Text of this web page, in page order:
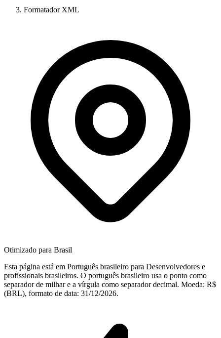
Formatador XML
Otimizado para Brasil
Esta página está em Português brasileiro para Desenvolvedores e
profissionais brasileiros. O português brasileiro usa o ponto como
separador de milhar e a vírgula como separador decimal. Moeda: R$
(BRL), formato de data: 31/12/2026.